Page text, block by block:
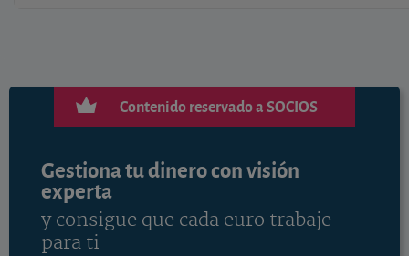
Contenido reservado a SOCIOS
Gestiona tu dinero con visión
experta
y consigue que cada euro trabaje
para ti